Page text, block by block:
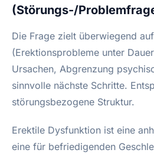
(Störungs-/
Die Frage zielt überwiegend
(Erektionsprobleme unter
Ursachen, Abgrenzung
sinnvolle nächste Schritte.
störungsbezogene Struktur.
Erektile Dysfunktion ist eine
eine für befriedigenden